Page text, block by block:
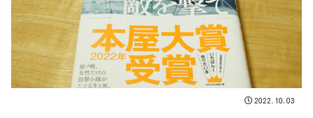
2022.10.03